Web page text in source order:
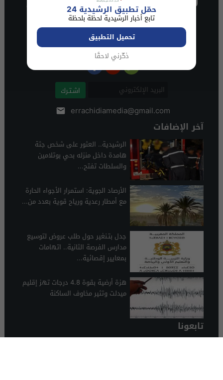
اشـتـرك
errachidiamedia@gmail.com
آخر الإضافات
الرشيدية.. العثور على شخص جثة
هامدة داخل منزله بحي بوتلامين
والسلطات تفتح...
الأرصاد الجوية: استمرار الأجواء الحارة
مع أمطار رعدية ورياح قوية بعدد من...
جدل بتـنغير حول طلب عروض لتوسيع
مدارس الفرصة الثانية.. اتهامات
بمعايير إقصائية...
هزة أرضية بقوة 4.8 درجات تهز إقليم
ميدلت وتثير مخاوف الساكنة
تابعونا
حمّل تطبيق الرشيدية 24
تابع أخبار الرشيدية لحظة بلحظة
تحميل التطبيق
ذكّرني لاحقًا